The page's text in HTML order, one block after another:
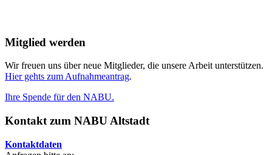
Mitglied werden
Wir freuen uns über neue Mitglieder, die unsere Arbeit unterstützen.
Hier gehts zum Aufnahmeantrag.
Ihre Spende für den NABU.
Kontakt zum NABU Altstadt
Kontaktdaten